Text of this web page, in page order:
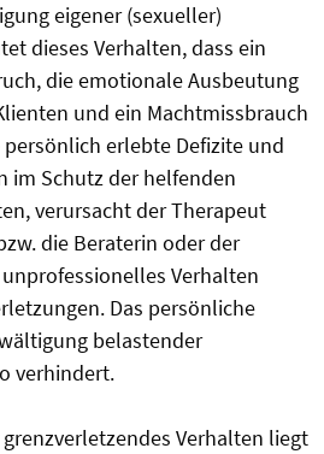
eigener (sexueller)
dieses Verhalten, dass ein
die emotionale Ausbeutung
und ein Machtmissbrauch
erlebte Defizite und
im Schutz der helfenden
verursacht der Therapeut
die Beraterin oder der
Verhalten
Das persönliche
belastender
verhindert.
Verhalten liegt